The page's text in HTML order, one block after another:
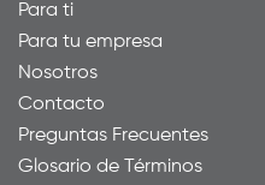
Para ti
Para tu empresa
Nosotros
Contacto
Preguntas Frecuentes
Glosario de Términos